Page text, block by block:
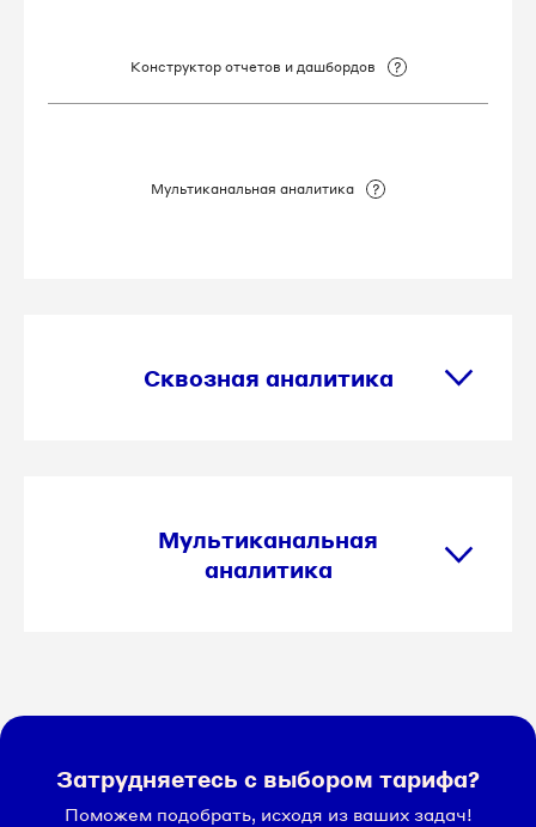
Конструктор отчетов и дашбордов
Мультиканальная аналитика
Сквозная аналитика
Мультиканальная
аналитика
Затрудняетесь с выбором тарифа?
Поможем подобрать, исходя из ваших задач!